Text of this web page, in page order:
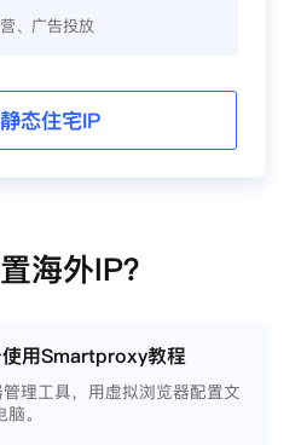
、广告投放
态住宅IP
海外IP？
用Smartproxy教程
理工具，用虚拟浏览器配置文
。